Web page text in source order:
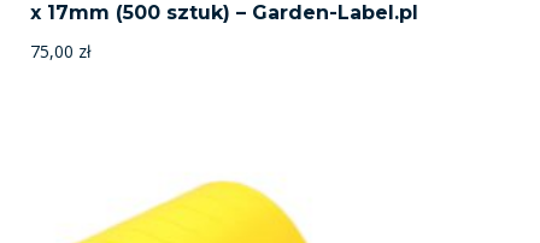
x 17mm (500 sztuk) – Garden-Label.pl
75,00 zł